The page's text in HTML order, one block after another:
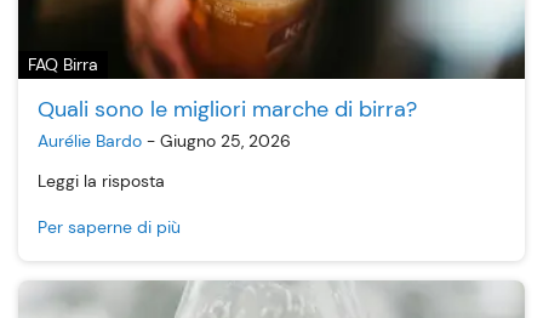
FAQ Birra
Quali sono le migliori marche di birra?
Aurélie Bardo - Giugno 25, 2026
Leggi la risposta
Per saperne di più